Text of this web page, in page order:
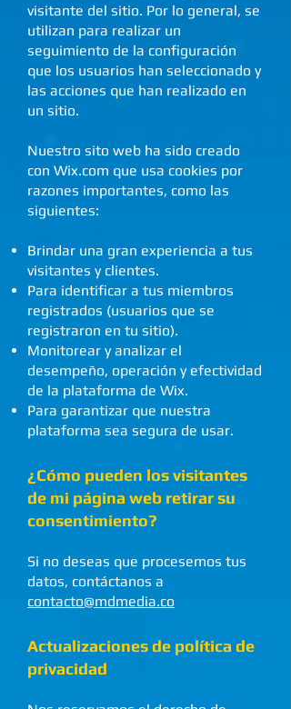
visitante del sitio. Por lo general, se
utilizan para realizar un
seguimiento de la configuración
que los usuarios han seleccionado y
las acciones que han realizado en
un sitio.
Nuestro sito web ha sido creado
con Wix.com que usa cookies por
razones importantes, como las
siguientes:
Brindar una gran experiencia a tus
visitantes y clientes.
Para identificar a tus miembros
registrados (usuarios que se
registraron en tu sitio).
Monitorear y analizar el
desempeño, operación y efectividad
de la plataforma de Wix.
Para garantizar que nuestra
plataforma sea segura de usar.
¿Cómo pueden los visitantes
de mi página web retirar su
consentimiento?
Si no deseas que procesemos tus
datos, contáctanos a
contacto@mdmedia.co
Actualizaciones de política de
privacidad